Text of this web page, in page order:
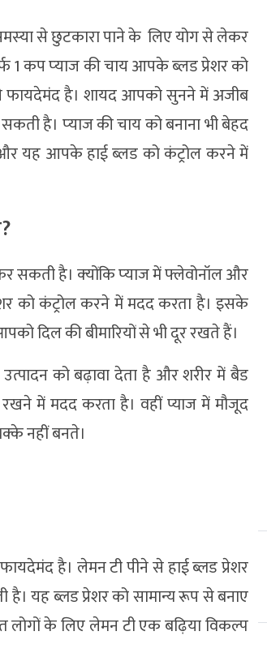
समस्‍या से छुटकारा पाने के लिए योग से लेकर
1 कप प्‍याज की चाय आपके ब्‍लड प्रेशर को
है। शायद आपको सुनने में अजीब
है। प्‍याज की चाय को बनाना भी बेहद
यह आपके हाई ब्‍लड को कंट्रोल करने में
सकती है। क्‍योंकि प्‍याज में फ्लेवोनॉल और
को कंट्रोल करने में मदद करता है। इसके
दिल की बीमारियों से भी दूर रखते हैं।
को बढ़ावा देता है और शरीर में बैड
में मदद करता है। वहीं प्याज में मौजूद
नहीं बनते।
है। लेमन टी पीने से हाई ब्लड प्रेशर
है। यह ब्लड प्रेशर को सामान्य रूप से बनाए
लोगों के लिए लेमन टी एक बढ़िया विकल्प